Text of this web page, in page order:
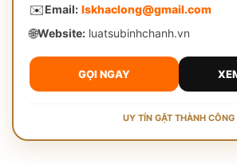
✉️Email: lskhaclong@gmail.com
🌐Website:luatsubinhchanh.vn
GỌI NGAY
UY TÍN GẶT THÀNH CÔNG